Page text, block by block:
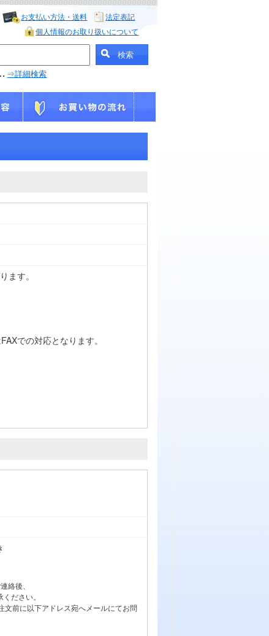
お支払い方法・送料
法定表記
個人情報のお取り扱いについて
⇒詳細検索
ます。
での対応となります。
絡後、
ださい。
前に以下アドレス宛へメールにてお問